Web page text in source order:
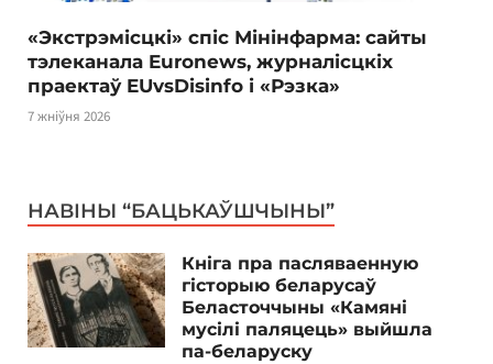
«Экстрэмісцкі» спіс Мінінфарма: сайты
тэлеканала Euronews, журналісцкіх
праектаў EUvsDisinfo і «Рэзка»
7 жніўня 2026
НАВІНЫ “БАЦЬКАЎШЧЫНЫ”
Кніга пра пасляваенную
гісторыю беларусаў
Беласточчыны «Камяні
мусілі паляцець» выйшла
па-беларуску